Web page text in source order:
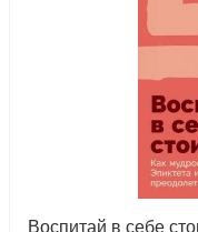
Воспитай в себе